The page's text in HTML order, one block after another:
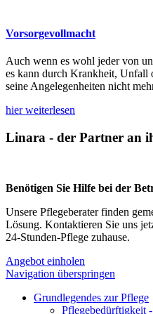
Vorsorgevollmacht
Auch wenn es wohl jeder von
es kann durch Krankheit, Unfall
seine Angelegenheiten nicht
hier weiterlesen
Linara - der Partner an
Benötigen Sie Hilfe bei der
Unsere Pflegeberater finden
Lösung. Kontaktieren Sie uns
24-Stunden-Pflege zuhause.
Angebot einholen
Navigation überspringen
Grundlegendes zur Pflege
Pflegebedürftigkeit